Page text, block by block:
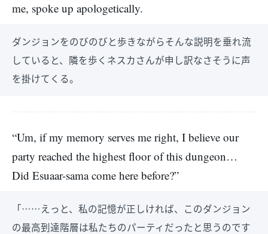
me, spoke up apologetically.
ダンジョンをのびのびと歩きながらそんな説明を垂れ流
していると、隣を歩くネスカさんが申し訳なさそうに声
を掛けてくる。
“Um, if my memory serves me right, I believe our
party reached the highest floor of this dungeon…
Did Esuaar-sama come here before?”
「……えっと、私の記憶が正しければ、このダンジョン
の最高到達階層は私たちのパーティだったと思うのです